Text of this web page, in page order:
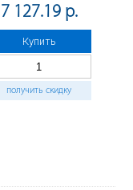
7 127.19 р.
Купить
получить скидку